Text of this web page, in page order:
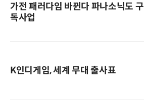
가전 패러다임 바뀐다 파나소닉도 구
독사업
K인디게임, 세계 무대 출사표